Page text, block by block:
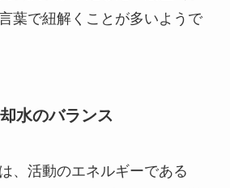
葉で紐解くことが多いようで
水のバランス
、活動のエネルギーである